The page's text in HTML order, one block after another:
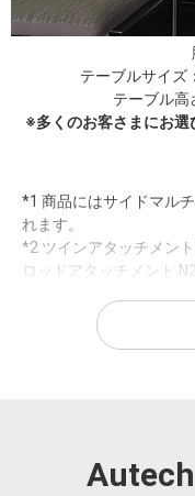
テーブルサイズ
テーブル
※多くのお客さまにお
*1 商品にはサイドマル
れます。
*2 ツインアタッチメン
ロッドアタッチメント
(注)架装オプションは、
梱包された状態で車両